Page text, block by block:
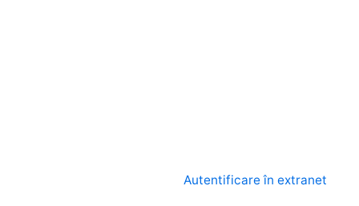
Autentificare în extranet